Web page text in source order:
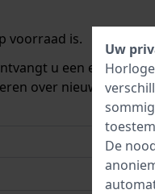
voorraad is.
u een e-mail
over nieuwe
Uw
De